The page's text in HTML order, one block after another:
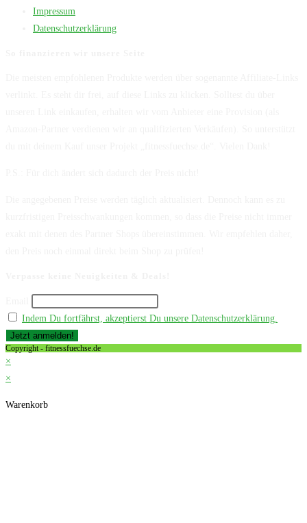
Impressum
Datenschutzerklärung
Indem Du fortfährst, akzeptierst Du unsere Datenschutzerklärung.
Copyright - fitnessfuechse.de
×
×
Warenkorb